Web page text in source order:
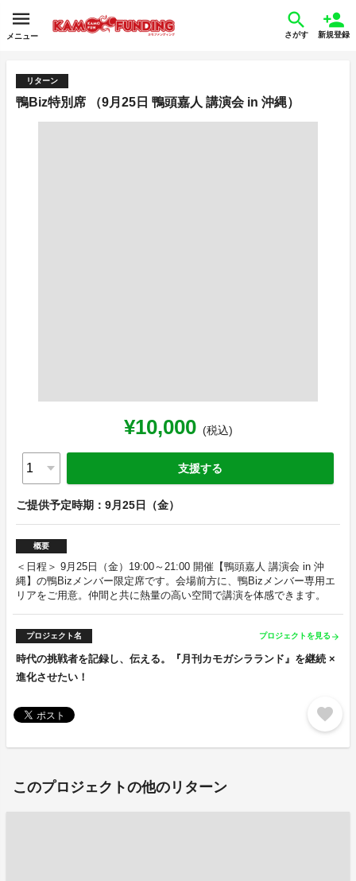
メニュー さがす 新規登録
リターン
鴨Biz特別席 （9月25日 鴨頭嘉人 講演会 in 沖縄）
¥10,000 (税込)
支援する
ご提供予定時期：9月25日（金）
概要
＜日程＞ 9月25日（金）19:00～21:00 開催【鴨頭嘉人 講演会 in 沖
縄】の鴨Bizメンバー限定席です。会場前方に、鴨Bizメンバー専用エ
リアをご用意。仲間と共に熱量の高い空間で講演を体感できます。
プロジェクト名 プロジェクトを見る arrow_forward
時代の挑戦者を記録し、伝える。『月刊カモガシラランド』を継続 ×
進化させたい！
favorite
このプロジェクトの他のリターン